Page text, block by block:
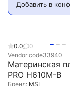
Добавить в
0.0
0
Vendor code33940
Материнская
PRO H610M-B
Бренд: MSI